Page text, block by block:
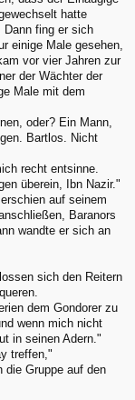
hatte
Dann fing er sich
einige Male gesehen,
vor vier Jahren zur
der Wächter der
Male mit dem
oder? Ein Mann,
Bartlos. Nicht
recht entsinne.
überein, Ibn Nazir."
auf seinem
Baranors
wandte er sich an
sich den Reitern
dem Gondorer zu
wenn mich nicht
in seinen Adern."
treffen,"
die Gruppe auf den